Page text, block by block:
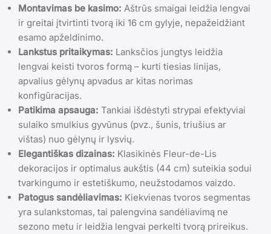
Montavimas be kasimo: Aštrūs smaigai leidžia lengvai
ir greitai įtvirtinti tvorą iki 16 cm gylyje, nepažeidžiant
esamo apželdinimo.
Lankstus pritaikymas: Lanksčios jungtys leidžia
lengvai keisti tvoros formą – kurti tiesias linijas,
apvalius gėlynų apvadus ar kitas norimas
konfigūracijas.
Patikima apsauga: Tankiai išdėstyti strypai efektyviai
sulaiko smulkius gyvūnus (pvz., šunis, triušius ar
vištas) nuo gėlynų ir lysvių.
Elegantiškas dizainas: Klasikinės Fleur-de-Lis
dekoracijos ir optimalus aukštis (44 cm) suteikia sodui
tvarkingumo ir estetiškumo, neužstodamos vaizdo.
Patogus sandėliavimas: Kiekvienas tvoros segmentas
yra sulankstomas, tai palengvina sandėliavimą ne
sezono metu ir leidžia lengvai perkelti tvorą prireikus.